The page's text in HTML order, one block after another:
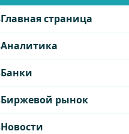
Главная страница
Аналитика
Банки
Биржевой рынок
Новости